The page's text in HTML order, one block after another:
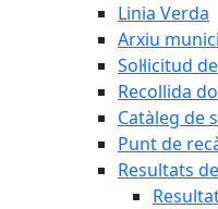
Linia Verda
Arxiu
Sol·licitud
Recollida
Catàleg de
Punt de
Resultats